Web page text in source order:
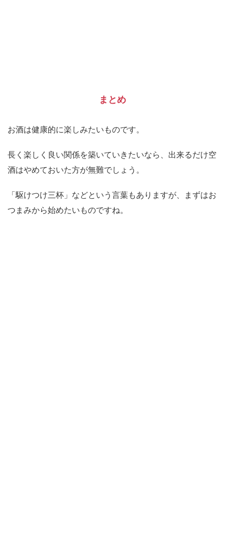
まとめ
お酒は健康的に楽しみたいものです。
長く楽しく良い関係を築いていきたいなら、出来るだけ空
酒はやめておいた方が無難でしょう。
「駆けつけ三杯」などという言葉もありますが、まずはお
つまみから始めたいものですね。